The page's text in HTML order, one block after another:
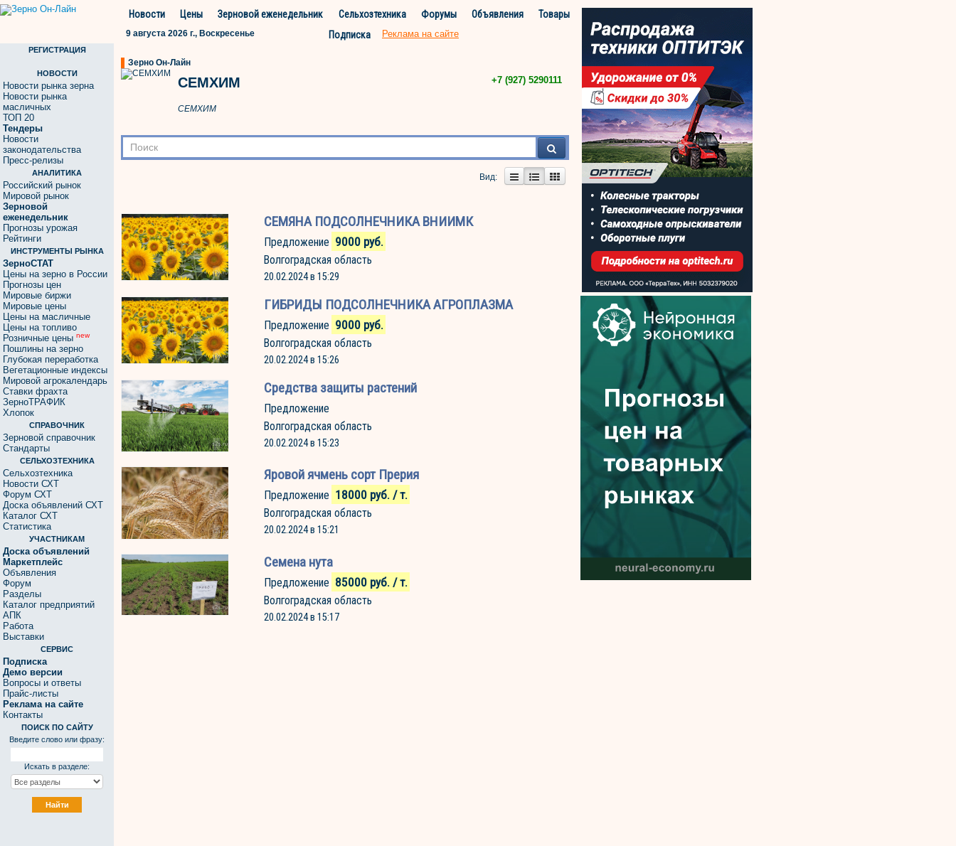
Новости Цены Зерновой еженедельник Сельхозтехника Форумы Объявления
Товары
Подписка
9 августа 2026 г., Воскресенье Реклама на сайте
РЕГИСТРАЦИЯ
НОВОСТИ
Новости рынка зерна
Новости рынка
масличных
ТОП 20
Тендеры
Новости
законодательства
Пресс-релизы
АНАЛИТИКА
Российский рынок
Мировой рынок
Зерновой
еженедельник
Прогнозы урожая
Рейтинги
ИНСТРУМЕНТЫ РЫНКА
ЗерноСТАТ
Цены на зерно в России
Прогнозы цен
Мировые биржи
Мировые цены
Цены на масличные
Цены на топливо
Розничные цены new
Пошлины на зерно
Глубокая переработка
Вегетационные индексы
Мировой агрокалендарь
Ставки фрахта
ЗерноТРАФИК
Хлопок
СПРАВОЧНИК
Зерновой справочник
Стандарты
СЕЛЬХОЗТЕХНИКА
Сельхозтехника
Новости СХТ
Форум СХТ
Доска объявлений СХТ
Каталог СХТ
Статистика
УЧАСТНИКАМ
Доска объявлений
Маркетплейс
Объявления
Форум
Разделы
Каталог предприятий
АПК
Работа
Выставки
СЕРВИС
Подписка
Демо версии
Вопросы и ответы
Прайс-листы
Реклама на сайте
Контакты
ПОИСК ПО САЙТУ
Введите слово или фразу:
Искать в разделе:
Зерно Он-Лайн
СЕМХИМ
СЕМХИМ
+7 (927) 5290111
Вид:
СЕМЯНА ПОДСОЛНЕЧНИКА ВНИИМК
Предложение 9000 руб.
Волгоградская область
20.02.2024 в 15:29
ГИБРИДЫ ПОДСОЛНЕЧНИКА АГРОПЛАЗМА
Предложение 9000 руб.
Волгоградская область
20.02.2024 в 15:26
Средства защиты растений
Предложение
Волгоградская область
20.02.2024 в 15:23
Яровой ячмень сорт Прерия
Предложение 18000 руб. / т.
Волгоградская область
20.02.2024 в 15:21
Cемена нута
Предложение 85000 руб. / т.
Волгоградская область
20.02.2024 в 15:17